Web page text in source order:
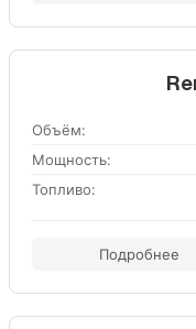
Объём:
Мощность:
Топливо:
Подробнее